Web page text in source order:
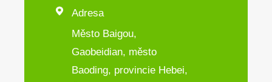

Adresa
Město Baigou,
Gaobeidian, město
Baoding, provincie Hebei,